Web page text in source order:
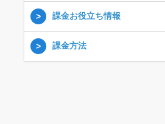
課金お役立ち情報
課金方法